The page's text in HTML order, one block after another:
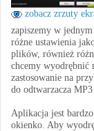
zobacz zrzuty
zapiszemy w
różne ustawienia
plików, również
chcemy wyodrębnić
zastosowanie na
do odtwarzacza
Aplikacja jest
okienko. Aby